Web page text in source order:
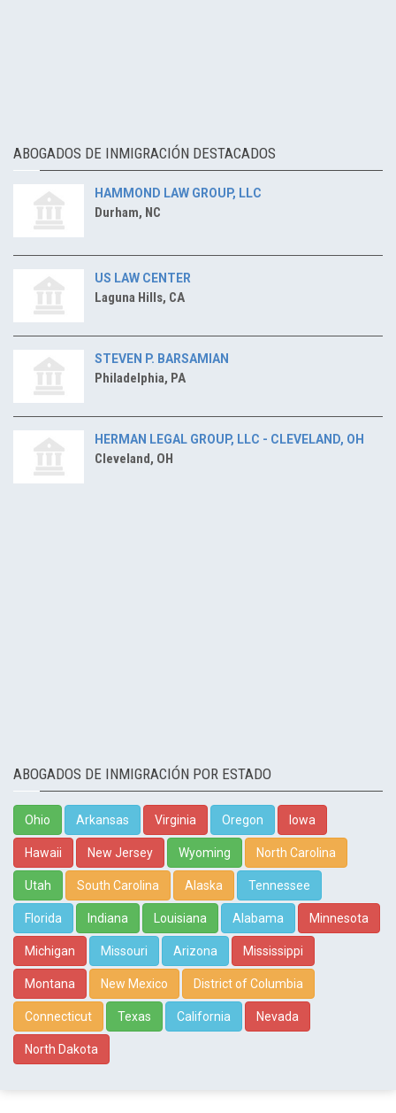
ABOGADOS DE INMIGRACIÓN DESTACADOS
HAMMOND LAW GROUP, LLC
Durham, NC
US LAW CENTER
Laguna Hills, CA
STEVEN P. BARSAMIAN
Philadelphia, PA
HERMAN LEGAL GROUP, LLC - CLEVELAND, OH
Cleveland, OH
ABOGADOS DE INMIGRACIÓN POR ESTADO
Ohio Arkansas Virginia Oregon Iowa
Hawaii New Jersey Wyoming North Carolina
Utah South Carolina Alaska Tennessee
Florida Indiana Louisiana Alabama Minnesota
Michigan Missouri Arizona Mississippi
Montana New Mexico District of Columbia
Connecticut Texas California Nevada
North Dakota